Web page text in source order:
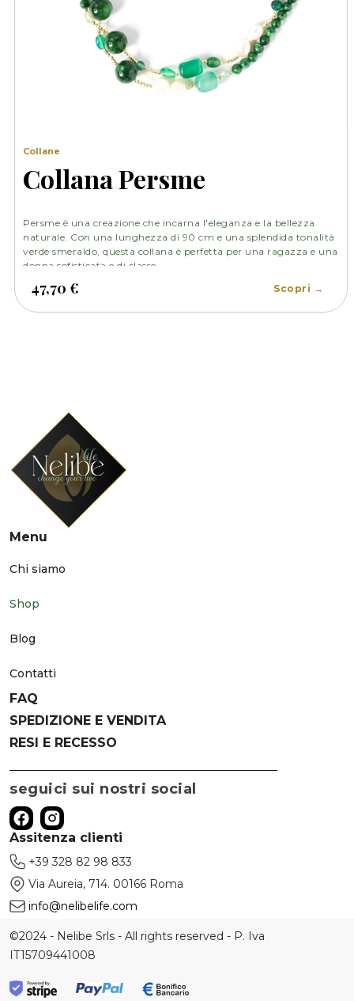
Collane
Collana Persme
Persme è una creazione che incarna l'eleganza e la bellezza
naturale. Con una lunghezza di 90 cm e una splendida tonalità
verde smeraldo, questa collana è perfetta per una ragazza e una
donna sofisticata e di classe
47,70 € Scopri →
Menu
Chi siamo
Shop
Blog
Contatti
FAQ
SPEDIZIONE E VENDITA
RESI E RECESSO
seguici sui nostri social
Assitenza clienti
+39 328 82 98 833
Via Aureia, 714. 00166 Roma
info@nelibelife.com
©2024 - Nelibe Srls - All rights reserved - P. Iva
IT15709441008